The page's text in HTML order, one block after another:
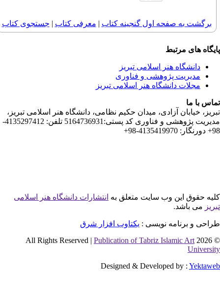
صفحه اول گنجینه کتاب‌|معرفی كتاب| جستجوی كتاب‌
مرتبط
هنر اسلامی تبریز
پژوهشی و فناوری
دانشگاه هنر اسلامی تبریز
آزادی، میدان حکیم نظامی، دانشگاه هنر اسلامی تبریز،
مدیریت پژوهشی و فناوری کد پستی:5164736931 تلفن: 4135297412-
این وب سایت متعلق بهانتشارات دانشگاه هنر اسلامی
نویسی :یکتاوب افزار شرق
Publication of Tabriz Islamic
Designed & Developed